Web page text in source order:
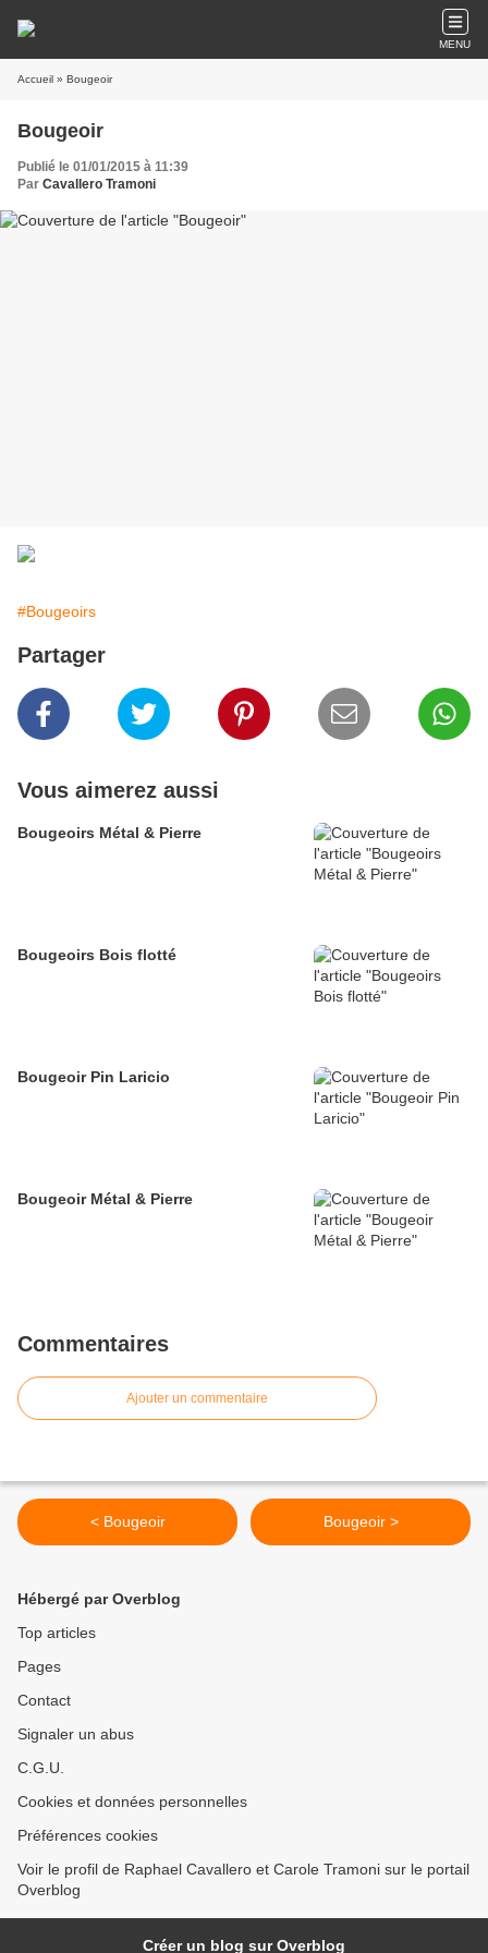
MENU
Accueil » Bougeoir
Bougeoir
Publié le 01/01/2015 à 11:39
Par Cavallero Tramoni
#Bougeoirs
Partager
Vous aimerez aussi
Bougeoirs Métal & Pierre
Bougeoirs Bois flotté
Bougeoir Pin Laricio
Bougeoir Métal & Pierre
Commentaires
Ajouter un commentaire
< Bougeoir Bougeoir >
Hébergé par Overblog
Top articles
Pages
Contact
Signaler un abus
C.G.U.
Cookies et données personnelles
Préférences cookies
Voir le profil de Raphael Cavallero et Carole Tramoni sur le portail
Overblog
Créer un blog sur Overblog